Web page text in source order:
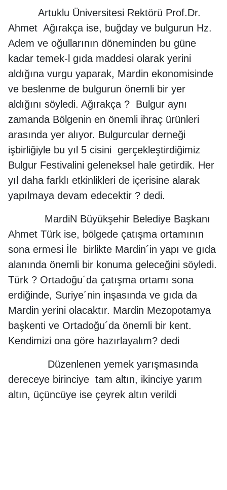
Artuklu Üniversitesi Rektörü Prof.Dr.
Ahmet Ağırakça ise, buğday ve bulgurun Hz.
Adem ve oğullarının döneminden bu güne
kadar temek-l gıda maddesi olarak yerini
aldığına vurgu yaparak, Mardin ekonomisinde
ve beslenme de bulgurun önemli bir yer
aldığını söyledi. Ağırakça ? Bulgur aynı
zamanda Bölgenin en önemli ihraç ürünleri
arasında yer alıyor. Bulgurcular derneği
işbirliğiyle bu yıl 5 cisini gerçekleştirdiğimiz
Bulgur Festivalini geleneksel hale getirdik. Her
yıl daha farklı etkinlikleri de içerisine alarak
yapılmaya devam edecektir ? dedi.
MardiN Büyükşehir Belediye Başkanı
Ahmet Türk ise, bölgede çatışma ortamının
sona ermesi İle birlikte Mardin´in yapı ve gıda
alanında önemli bir konuma geleceğini söyledi.
Türk ? Ortadoğu´da çatışma ortamı sona
erdiğinde, Suriye´nin inşasında ve gıda da
Mardin yerini olacaktır. Mardin Mezopotamya
başkenti ve Ortadoğu´da önemli bir kent.
Kendimizi ona göre hazırlayalım? dedi
Düzenlenen yemek yarışmasında
dereceye birinciye tam altın, ikinciye yarım
altın, üçüncüye ise çeyrek altın verildi